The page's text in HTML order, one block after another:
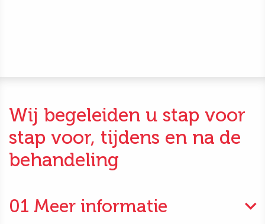
Wij begeleiden u stap voor
stap voor, tijdens en na de
behandeling
01 Meer informatie